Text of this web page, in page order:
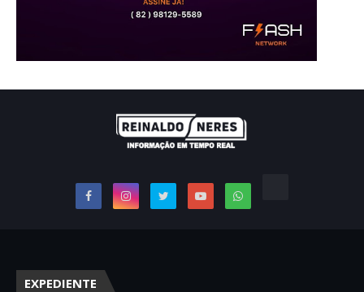
EXPEDIENTE